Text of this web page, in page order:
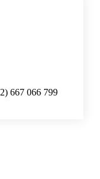
667 066 799